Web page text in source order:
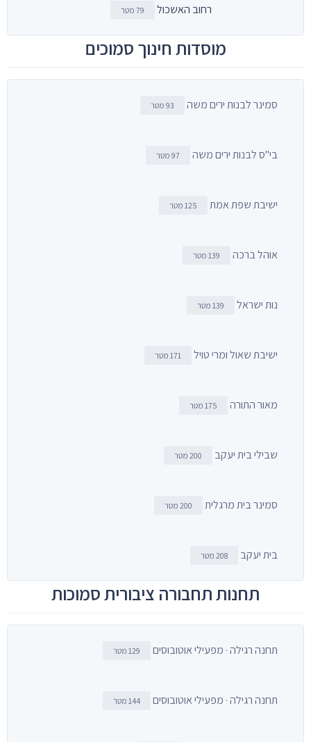
רחוב האשכול 79 מטר
מוסדות חינוך סמוכים
סמינר לבנות ירים משה 93 מטר
בי"ס לבנות ירים משה 97 מטר
ישיבת שפת אמת 125 מטר
אוהל ברכה 139 מטר
נות ישראל 139 מטר
ישיבת שאול ומרי טויל 171 מטר
מאור התורה 175 מטר
שבילי בית יעקב 200 מטר
סמינר בית מרגלית 200 מטר
בית יעקב 208 מטר
תחנות תחבורה ציבורית סמוכות
תחנה רגילה · מפעילי אוטובוסים 129 מטר
תחנה רגילה · מפעילי אוטובוסים 144 מטר